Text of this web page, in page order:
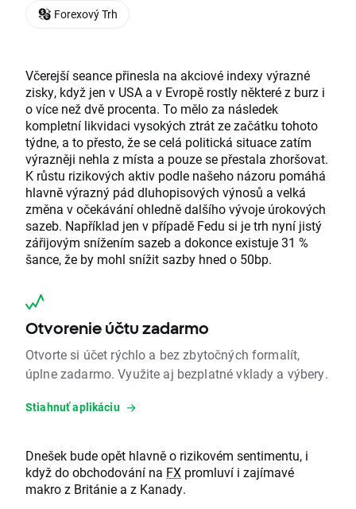
Včerejší seance přinesla na akciové indexy výrazné
zisky, když jen v USA a v Evropě rostly některé z burz i
o více než dvě procenta. To mělo za následek
kompletní likvidaci vysokých ztrát ze začátku tohoto
týdne, a to přesto, že se celá politická situace zatím
výrazněji nehla z místa a pouze se přestala zhoršovat.
K růstu rizikových aktiv podle našeho názoru pomáhá
hlavně výrazný pád dluhopisových výnosů a velká
změna v očekávání ohledně dalšího vývoje úrokových
sazeb. Například jen v případě Fedu si je trh nyní jistý
zářijovým snížením sazeb a dokonce existuje 31 %
šance, že by mohl snížit sazby hned o 50bp.
Otvorenie účtu zadarmo
Otvorte si účet rýchlo a bez zbytočných formalít,
úplne zadarmo. Využite aj bezplatné vklady a výbery.
Stiahnuť aplikáciu
Dnešek bude opět hlavně o rizikovém sentimentu, i
když do obchodování na FX promluví i zajímavé
makro z Británie a z Kanady.
Forexový Trh